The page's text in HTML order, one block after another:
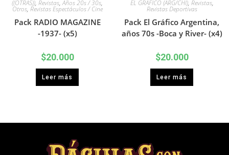
((OTRAS)), Revistas,Años 20s / 30s,
Otros, Revistas Espectáculos / Cine
Pack RADIO MAGAZINE
-1937- (x5)
$20.000
Leer más
EL GRÁFICO (ARG/CHI), Revistas,
Revistas Deportivas
Pack El Gráfico Argentina,
años 70s -Boca y River- (x4)
$20.000
Leer más